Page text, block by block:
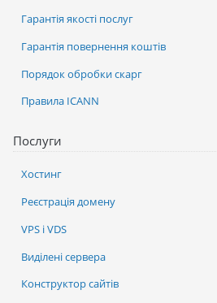
Послуги
Хостинг
Реєстрація домену
VPS і VDS
Виділені сервера
Конструктор сайтів
Гарантія якості послуг
Гарантія повернення коштів
Порядок обробки скарг
Правила ICANN